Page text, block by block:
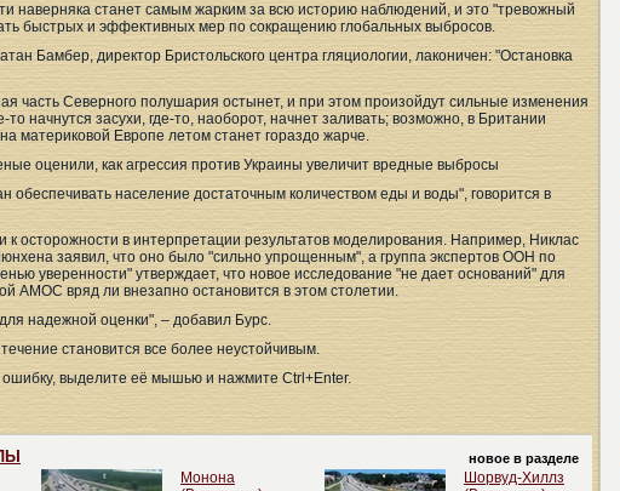
наверняка станет самым жарким за всю историю наблюдений, и это "тревожный
быстрых и эффективных мер по сокращению глобальных выбросов.
Бамбер, директор Бристольского центра гляциологии, лаконичен: "Остановка
часть Северного полушария остынет, и при этом произойдут сильные изменения
начнутся засухи, где-то, наоборот, начнет заливать; возможно, в Британии
материковой Европе летом станет гораздо жарче.
оценили, как агрессия против Украины увеличит вредные выбросы
обеспечивать население достаточным количеством еды и воды", говорится в
к осторожности в интерпретации результатов моделирования. Например, Никлас
заявил, что оно было "сильно упрощенным", а группа экспертов ООН по
уверенности" утверждает, что новое исследование "не дает оснований" для
АМОС вряд ли внезапно остановится в этом столетии.
надежной оценки", – добавил Бурс.
становится все более неустойчивым.
выделите её мышью и нажмите Ctrl+Enter.